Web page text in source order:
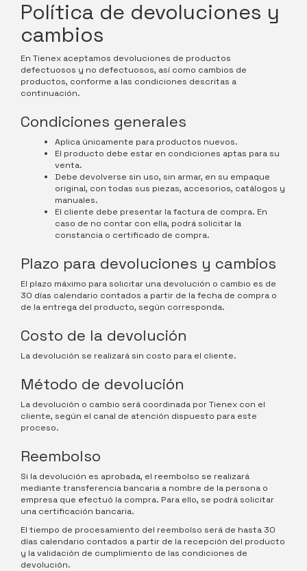
Política de devoluciones y
cambios
En Tienex aceptamos devoluciones de productos
defectuosos y no defectuosos, así como cambios de
productos, conforme a las condiciones descritas a
continuación.
Condiciones generales
Aplica únicamente para productos nuevos.
El producto debe estar en condiciones aptas para su
venta.
Debe devolverse sin uso, sin armar, en su empaque
original, con todas sus piezas, accesorios, catálogos y
manuales.
El cliente debe presentar la factura de compra. En
caso de no contar con ella, podrá solicitar la
constancia o certificado de compra.
Plazo para devoluciones y cambios
El plazo máximo para solicitar una devolución o cambio es de
30 días calendario contados a partir de la fecha de compra o
de la entrega del producto, según corresponda.
Costo de la devolución
La devolución se realizará sin costo para el cliente.
Método de devolución
La devolución o cambio será coordinada por Tienex con el
cliente, según el canal de atención dispuesto para este
proceso.
Reembolso
Si la devolución es aprobada, el reembolso se realizará
mediante transferencia bancaria a nombre de la persona o
empresa que efectuó la compra. Para ello, se podrá solicitar
una certificación bancaria.
El tiempo de procesamiento del reembolso será de hasta 30
días calendario contados a partir de la recepción del producto
y la validación de cumplimiento de las condiciones de
devolución.